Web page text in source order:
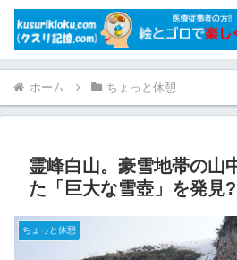
ホーム ちょっと休憩
霊峰白山。豪雪地帯の山
た「巨大な雪壺」を発見
ちょっと休憩